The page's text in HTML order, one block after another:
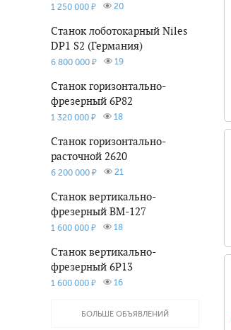
1 250 000 ₽ 20
Станок лоботокарный Niles
DP1 S2 (Германия)
6 800 000 ₽ 19
Станок горизонтально-
фрезерный 6Р82
1 320 000 ₽ 18
Станок горизонтально-
расточной 2620
6 200 000 ₽ 21
Станок вертикально-
фрезерный ВМ-127
1 600 000 ₽ 18
Станок вертикально-
фрезерный 6Р13
1 600 000 ₽ 16
БОЛЬШЕ ОБЪЯВЛЕНИЙ